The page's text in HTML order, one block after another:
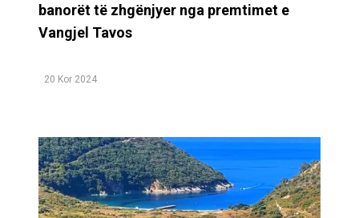
banorët të zhgënjyer nga premtimet e
Vangjel Tavos
20 Kor 2024